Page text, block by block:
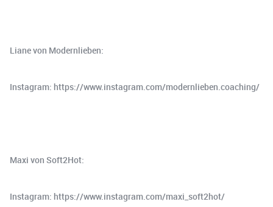
Liane von Modernlieben:
Instagram: https://www.instagram.com/modernlieben.coaching/
Maxi von Soft2Hot:
Instagram: https://www.instagram.com/maxi_soft2hot/